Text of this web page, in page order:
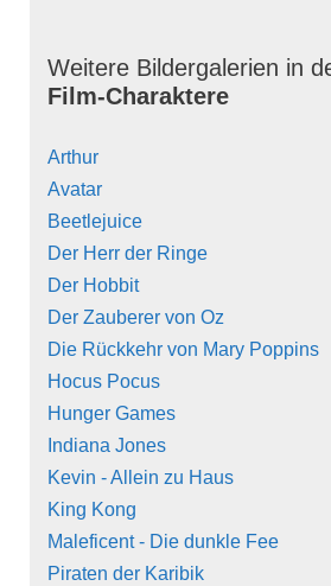
Weitere Bildergalerien in
Film-Charaktere
Arthur
Avatar
Beetlejuice
Der Herr der Ringe
Der Hobbit
Der Zauberer von Oz
Die Rückkehr von Mary Poppins
Hocus Pocus
Hunger Games
Indiana Jones
Kevin - Allein zu Haus
King Kong
Maleficent - Die dunkle Fee
Piraten der Karibik